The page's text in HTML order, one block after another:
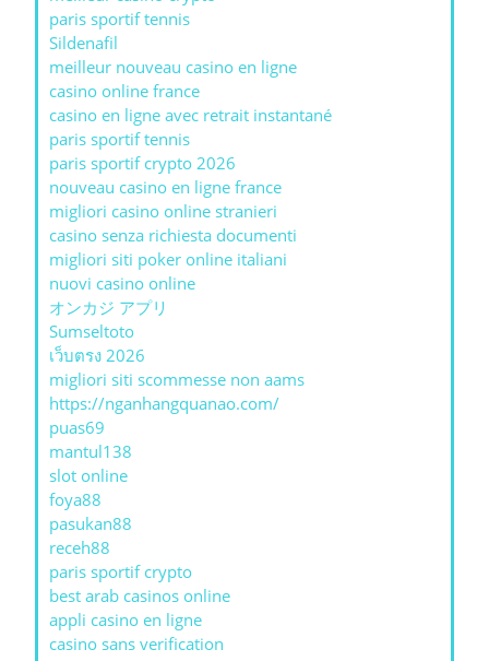
paris sportif tennis
Sildenafil
meilleur nouveau casino en ligne
casino online france
casino en ligne avec retrait instantané
paris sportif tennis
paris sportif crypto 2026
nouveau casino en ligne france
migliori casino online stranieri
casino senza richiesta documenti
migliori siti poker online italiani
nuovi casino online
オンカジ アプリ
Sumseltoto
เว็บตรง 2026
migliori siti scommesse non aams
https://nganhangquanao.com/
puas69
mantul138
slot online
foya88
pasukan88
receh88
paris sportif crypto
best arab casinos online
appli casino en ligne
casino sans verification